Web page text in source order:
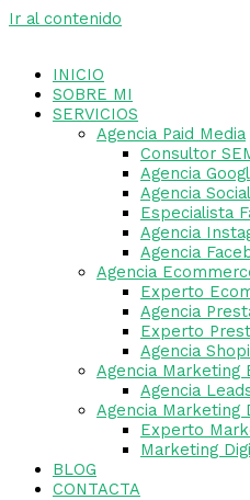
Ir al contenido
INICIO
SOBRE MI
SERVICIOS
Agencia Paid Media
Consultor
Agencia
Agencia
Especialista
Agencia
Agencia
Agencia
Experto
Agencia
Experto
Agencia
Agencia Marketing
Agencia
Agencia Marketing
Experto
Marketing
BLOG
CONTACTA